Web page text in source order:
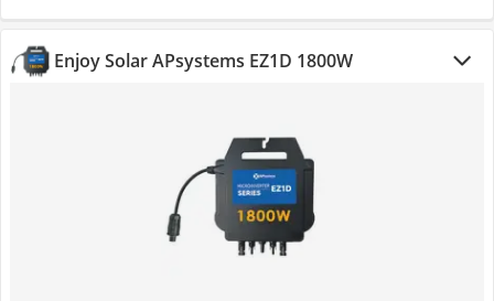
Enjoy Solar APsystems EZ1D 1800W